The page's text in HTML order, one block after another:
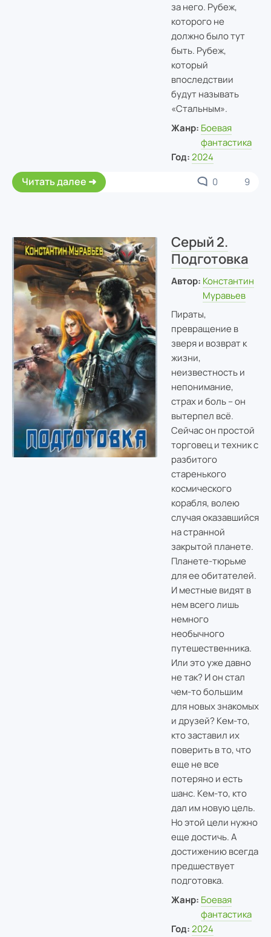
за него. Рубеж,
которого не
должно было тут
быть. Рубеж,
который
впоследствии
будут называть
«Стальным».
Жанр: Боевая
фантастика
Год: 2024
Читать далее 0 9
Серый 2.
Подготовка
Автор: Константин
Муравьев
Пираты,
превращение в
зверя и возврат к
жизни,
неизвестность и
непонимание,
страх и боль – он
вытерпел всё.
Сейчас он простой
торговец и техник с
разбитого
старенького
космического
корабля, волею
случая оказавшийся
на странной
закрытой планете.
Планете-тюрьме
для ее обитателей.
И местные видят в
нем всего лишь
немного
необычного
путешественника.
Или это уже давно
не так? И он стал
чем-то большим
для новых знакомых
и друзей? Кем-то,
кто заставил их
поверить в то, что
еще не все
потеряно и есть
шанс. Кем-то, кто
дал им новую цель.
Но этой цели нужно
еще достичь. А
достижению всегда
предшествует
подготовка.
Жанр: Боевая
фантастика
Год: 2024